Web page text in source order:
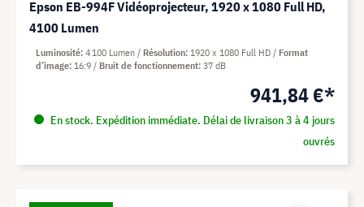
Epson EB-994F Vidéoprojecteur, 1920 x 1080 Full HD,
4100 Lumen
941,84 €*
En stock. Expédition immédiate. Délai de livraison 3 à 4 jours
ouvrés
Luminosité 4 100 Lumen Résolution 1920 x 1080 Full HD
Format
d’image 16:9 Bruit de fonctionnement 37 dB